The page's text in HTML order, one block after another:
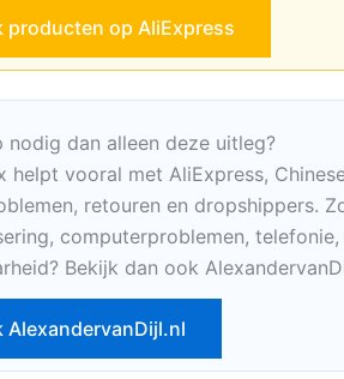
producten op AliExpress
nodig dan alleen deze uitleg?
helpt vooral met AliExpress,
retouren en dropshippers.
computerproblemen,
Bekijk dan ook
AlexandervanDijl.nl